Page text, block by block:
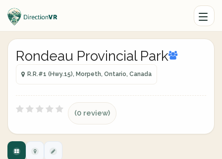
Rondeau Provincial Park
R.R.#1 (Hwy.15), Morpeth, Ontario, Canada
(0 review)